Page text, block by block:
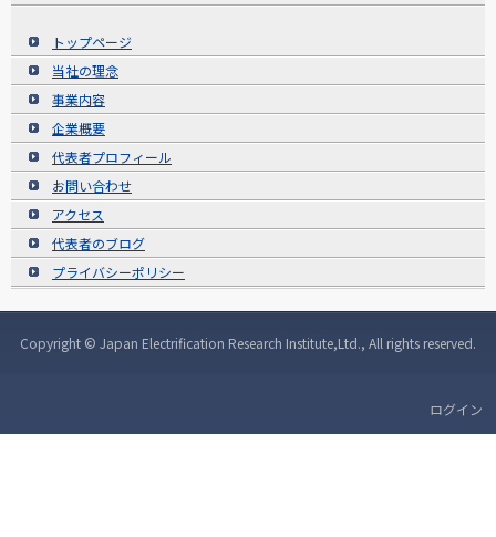
トップページ
当社の理念
事業内容
企業概要
代表者プロフィール
お問い合わせ
アクセス
代表者のブログ
プライバシーポリシー
Copyright © Japan Electrification Research Institute,Ltd., All rights reserved.
ログイン